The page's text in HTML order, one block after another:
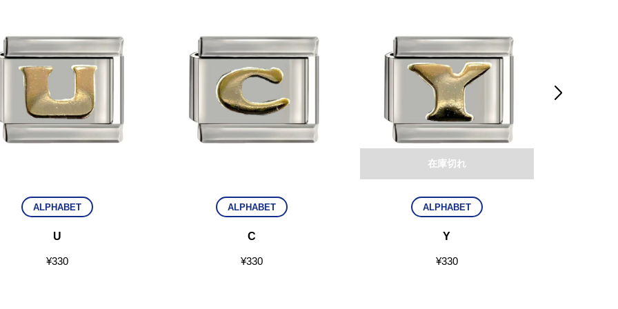
ALPHABET
U
¥330
ALPHABET
C
¥330
ALPHABET
Y
¥330
在庫切れ
